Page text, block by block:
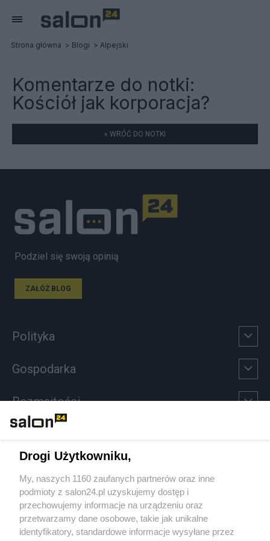
Strona główna Blogi Alpejski
Komentarze do notki:
Kościół jak korporacja?
« WRÓĆ DO NOTKI
Podziel się swoją opinią
ZAŁÓŻ BLOG
Polityka
Gospodarka
Rozmaitości
Sport
Społeczeństwo
Kultura
Drogi Użytkowniku,
My, naszych 1160 zaufanych partnerów oraz inne
podmioty z salon24.pl uzyskujemy dostęp i
przechowujemy informacje na urządzeniu oraz
przetwarzamy dane osobowe, takie jak unikalne
identyfikatory, standardowe informacje wysyłane przez